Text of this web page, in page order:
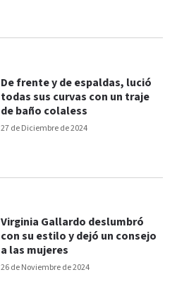
27 de Diciembre de 2024
De frente y de espaldas, lució
todas sus curvas con un traje
de baño colaless
26 de Noviembre de 2024
Virginia Gallardo deslumbró
con su estilo y dejó un consejo
a las mujeres